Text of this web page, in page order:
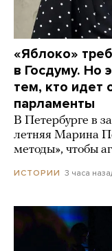
«Яблоко»
в Госдуму. Но
тем, кто идет
парламенты
В Петербурге в
летняя Марина
методы», чтобы
ИСТОРИИ 3 часа